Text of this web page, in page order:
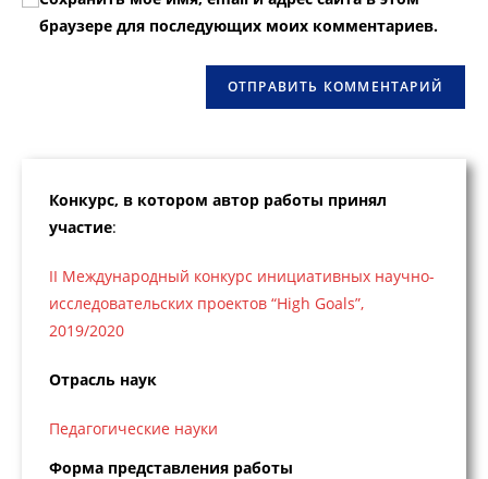
веб-
сайта
браузере для последующих моих комментариев.
Конкурс, в котором автор работы принял
участие:
II Международный конкурс инициативных научно-
исследовательских проектов “High Goals”,
2019/2020
Отрасль наук
Педагогические науки
Форма представления работы